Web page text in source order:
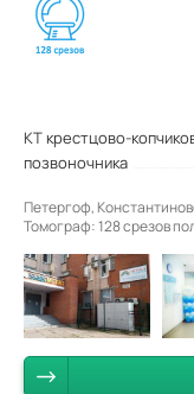
КТ крестцово-
позвоночника
Петергоф,
Томограф: 128 срезов